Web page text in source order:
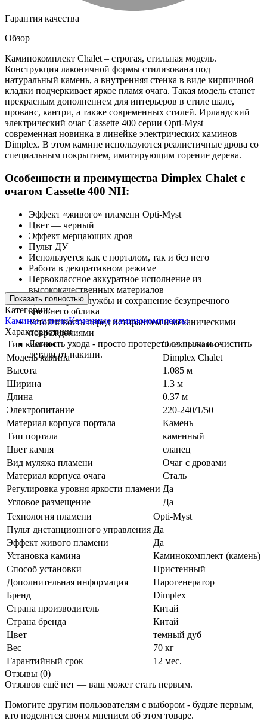
Гарантия качества
Обзор
Каминокомплект Chalet – строгая, стильная модель.
Конструкция лаконичной формы стилизована под
натуральный камень, а внутренняя стенка в виде кирпичной
кладки подчеркивает яркое пламя очага. Такая модель станет
прекрасным дополнением для интерьеров в стиле шале,
прованс, кантри, а также современных стилей. Ирландский
электрический очаг Cassette 400 серии Opti-Myst —
современная новинка в линейке электрических каминов
Dimplex. В этом камине используются реалистичные дрова со
специальным покрытием, имитирующим горение дерева.
Особенности и преимущества Dimplex Chalet с
очагом Cassette 400 NH:
Эффект «живого» пламени Opti-Myst
Цвет — черный
Эффект мерцающих дров
Пульт ДУ
Используется как с порталом, так и без него
Работа в декоративном режиме
Первоклассное аккуратное исполнение из
высококачественных материалов
Долгий срок службы и сохранение безупречного
внешнего облика
Устойчивость перед истиранием и механическими
повреждениями
Легкость ухода - просто протереть от пыли и очистить
детали от накипи.
Показать полностью
Категории:
Камины и печиКаменные каминокомплекты
Характеристики
Тип камина
Электрокамин
Модель камина
Dimplex Chalet
Высота
1.085 м
Ширина
1.3 м
Длина
0.37 м
Электропитание
220-240/1/50
Материал корпуса портала
Камень
Тип портала
каменный
Цвет камня
сланец
Вид муляжа пламени
Очаг с дровами
Материал корпуса очага
Сталь
Регулировка уровня яркости пламени Да
Угловое размещение
Да
Технология пламени
Opti-Myst
Пульт дистанционного управления Да
Эффект живого пламени
Да
Установка камина
Каминокомплект (камень)
Способ установки
Пристенный
Дополнительная информация
Парогенератор
Бренд
Dimplex
Страна производитель
Китай
Страна бренда
Китай
Цвет
темный дуб
Вес
70 кг
Гарантийный срок
12 мес.
Отзывы (0)
Отзывов ещё нет — ваш может стать первым.
Помогите другим пользователям с выбором - будьте первым,
кто поделится своим мнением об этом товаре.